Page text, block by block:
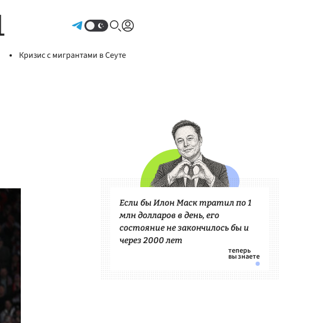
Кризис с мигрантами в Сеуте
Если бы Илон Маск тратил по 1
млн долларов в день, его
состояние не закончилось бы и
через 2000 лет